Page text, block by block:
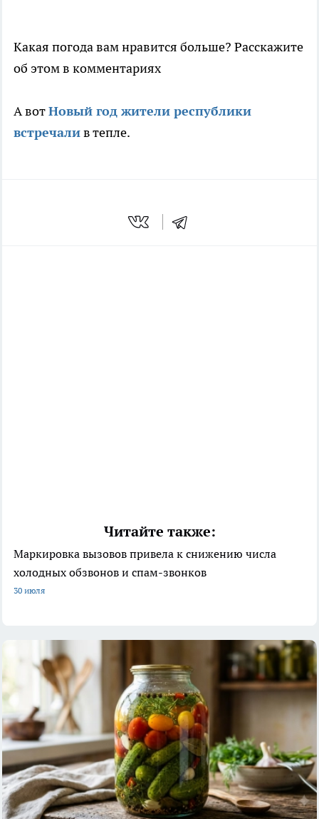
Какая погода вам нравится больше? Расскажите
об этом в комментариях
А вотНовый год жители республики
встречалив тепле.
Читайте также:
Маркировка вызовов привела к снижению числа
холодных обзвонов и спам-звонков
30 июля